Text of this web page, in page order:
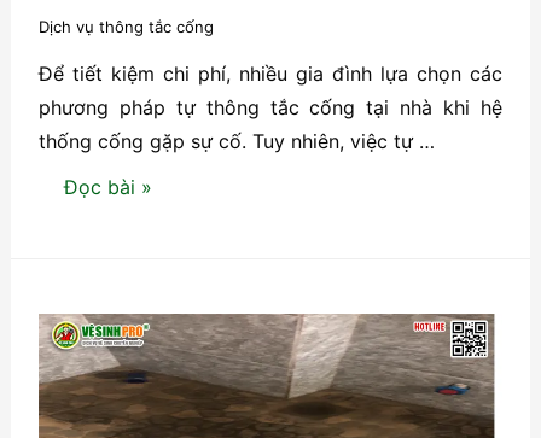
Dịch vụ thông tắc cống
Để tiết kiệm chi phí, nhiều gia đình lựa chọn các
phương pháp tự thông tắc cống tại nhà khi hệ
thống cống gặp sự cố. Tuy nhiên, việc tự …
10
Biến
Khi
Tự
Thông
Đọc bài »